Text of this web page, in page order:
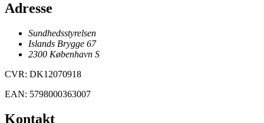
Adresse
Sundhedsstyrelsen
Islands Brygge 67
2300 København S
CVR: DK12070918
EAN: 5798000363007
Kontakt